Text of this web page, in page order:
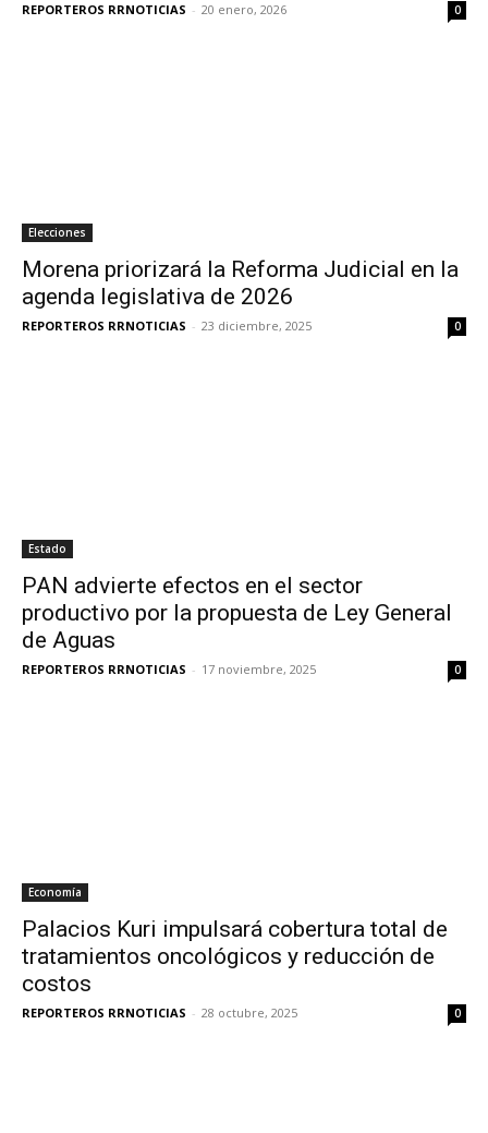
REPORTEROS RRNOTICIAS - 20 enero, 2026 0
Elecciones
Morena priorizará la Reforma Judicial en la
agenda legislativa de 2026
REPORTEROS RRNOTICIAS - 23 diciembre, 2025 0
Estado
PAN advierte efectos en el sector
productivo por la propuesta de Ley General
de Aguas
REPORTEROS RRNOTICIAS - 17 noviembre, 2025 0
Economía
Palacios Kuri impulsará cobertura total de
tratamientos oncológicos y reducción de
costos
REPORTEROS RRNOTICIAS - 28 octubre, 2025 0